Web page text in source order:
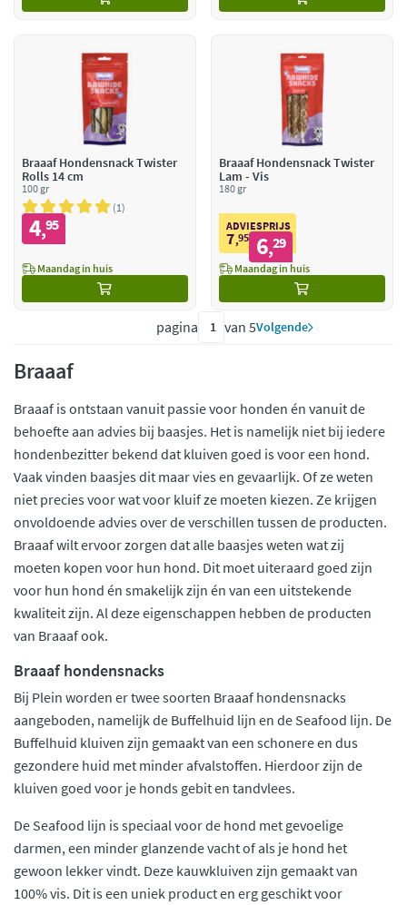
Braaaf Hondensnack Twister
Rolls 14 cm
100 gr
1
4,95
Maandag in huis
Braaaf Hondensnack Twister
Lam - Vis
180 gr
ADVIESPRIJS
7,95 6,29
Maandag in huis
pagina van 5Volgende
Braaaf
Braaaf is ontstaan vanuit passie voor honden én vanuit de
behoefte aan advies bij baasjes. Het is namelijk niet bij iedere
hondenbezitter bekend dat kluiven goed is voor een hond.
Vaak vinden baasjes dit maar vies en gevaarlijk. Of ze weten
niet precies voor wat voor kluif ze moeten kiezen. Ze krijgen
onvoldoende advies over de verschillen tussen de producten.
Braaaf wilt ervoor zorgen dat alle baasjes weten wat zij
moeten kopen voor hun hond. Dit moet uiteraard goed zijn
voor hun hond én smakelijk zijn én van een uitstekende
kwaliteit zijn. Al deze eigenschappen hebben de producten
van Braaaf ook.
Braaaf hondensnacks
Bij Plein worden er twee soorten Braaaf hondensnacks
aangeboden, namelijk de Buffelhuid lijn en de Seafood lijn. De
Buffelhuid kluiven zijn gemaakt van een schonere en dus
gezondere huid met minder afvalstoffen. Hierdoor zijn de
kluiven goed voor je honds gebit en tandvlees.
De Seafood lijn is speciaal voor de hond met gevoelige
darmen, een minder glanzende vacht of als je hond het
gewoon lekker vindt. Deze kauwkluiven zijn gemaakt van
100% vis. Dit is een uniek product en erg geschikt voor